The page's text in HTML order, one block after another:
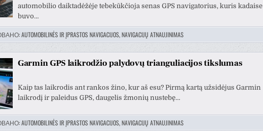
automobilio daiktadėžėje tebekūkčioja senas GPS navigatorius, kuris kadaise
buvo…
AUTOMOBILINĖS IR ĮPRASTOS NAVIGACIJOS, NAVIGACIJŲ ATNAUJINIMAS
Garmin GPS laikrodžio palydovų trianguliacijos tikslumas
Kaip tas laikrodis ant rankos žino, kur aš esu? Pirmą kartą užsidėjus Garmin
laikrodį ir paleidus GPS, daugelis žmonių nustebę…
AUTOMOBILINĖS IR ĮPRASTOS NAVIGACIJOS, NAVIGACIJŲ ATNAUJINIMAS